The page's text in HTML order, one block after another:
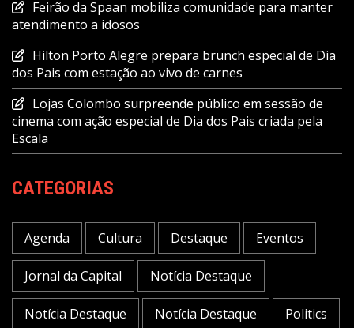
Feirão da Spaan mobiliza comunidade para manter
atendimento a idosos
Hilton Porto Alegre prepara brunch especial de Dia
dos Pais com estação ao vivo de carnes
Lojas Colombo surpreende público em sessão de
cinema com ação especial de Dia dos Pais criada pela
Escala
CATEGORIAS
Agenda Cultura Destaque Eventos
Jornal da Capital Notícia Destaque
Notícia Destaque Notícia Destaque Politics